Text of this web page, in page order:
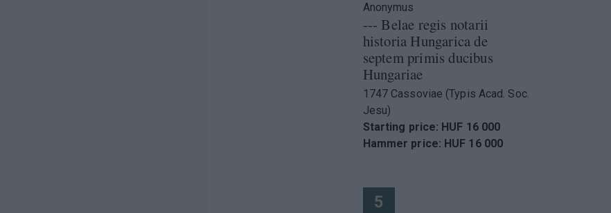
Anonymus
--- Belae regis notarii
historia Hungarica de
septem primis ducibus
Hungariae
1747 Cassoviae (Typis Acad. Soc.
Jesu)
Starting price: HUF 16 000
Hammer price: HUF 16 000
5